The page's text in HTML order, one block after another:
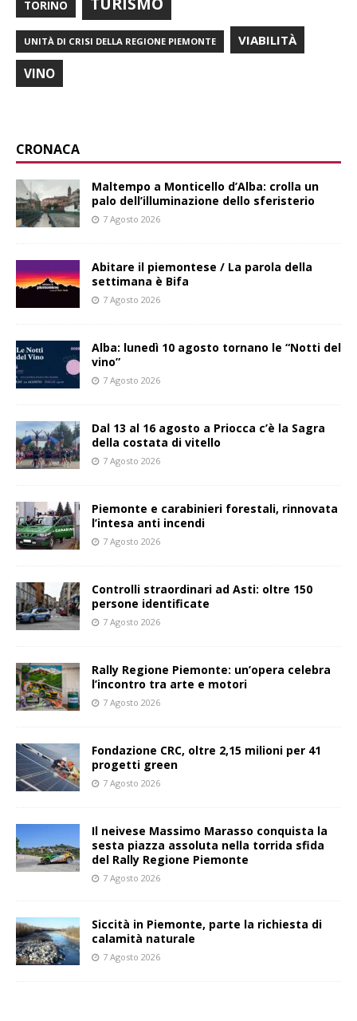
TORINO
UNITÀ DI CRISI DELLA REGIONE PIEMONTE VIABILITÀ
VINO
CRONACA
Maltempo a Monticello d’Alba: crolla un
palo dell’illuminazione dello sferisterio
7 Agosto 2026
Abitare il piemontese / La parola della
settimana è Bifa
7 Agosto 2026
Alba: lunedì 10 agosto tornano le “Notti del
vino”
7 Agosto 2026
Dal 13 al 16 agosto a Priocca c’è la Sagra
della costata di vitello
7 Agosto 2026
Piemonte e carabinieri forestali, rinnovata
l’intesa anti incendi
7 Agosto 2026
Controlli straordinari ad Asti: oltre 150
persone identificate
7 Agosto 2026
Rally Regione Piemonte: un’opera celebra
l’incontro tra arte e motori
7 Agosto 2026
Fondazione CRC, oltre 2,15 milioni per 41
progetti green
7 Agosto 2026
Il neivese Massimo Marasso conquista la
sesta piazza assoluta nella torrida sfida
del Rally Regione Piemonte
7 Agosto 2026
Siccità in Piemonte, parte la richiesta di
calamità naturale
7 Agosto 2026